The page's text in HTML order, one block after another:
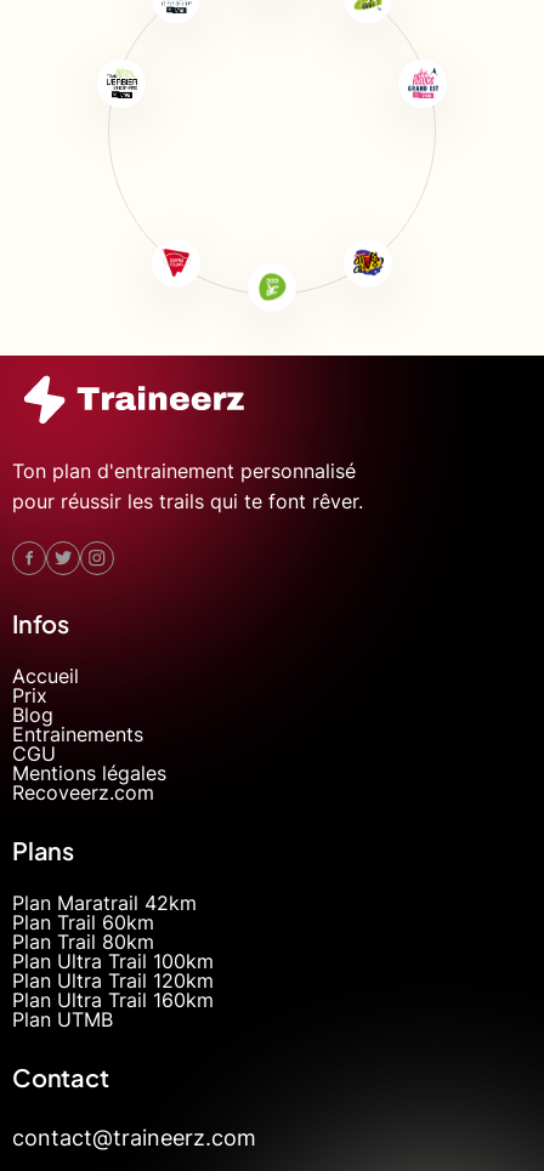
Ton plan d'entrainement personnalisé
pour réussir les trails qui te font rêver.
Infos
Accueil
Prix
Blog
Entrainements
CGU
Mentions légales
Recoveerz.com
Plans
Plan Maratrail 42km
Plan Trail 60km
Plan Trail 80km
Plan Ultra Trail 100km
Plan Ultra Trail 120km
Plan Ultra Trail 160km
Plan UTMB
Contact
contact@traineerz.com